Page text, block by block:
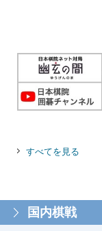
すべてを見る
国内棋戦